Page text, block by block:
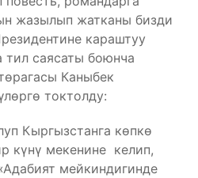
жазылып жатканы бизди
караштуу
саясаты боюнча
Каныбек
токтолду:
Кыргызстанга көпкө
күнү мекенине келип,
мейкиндигинде